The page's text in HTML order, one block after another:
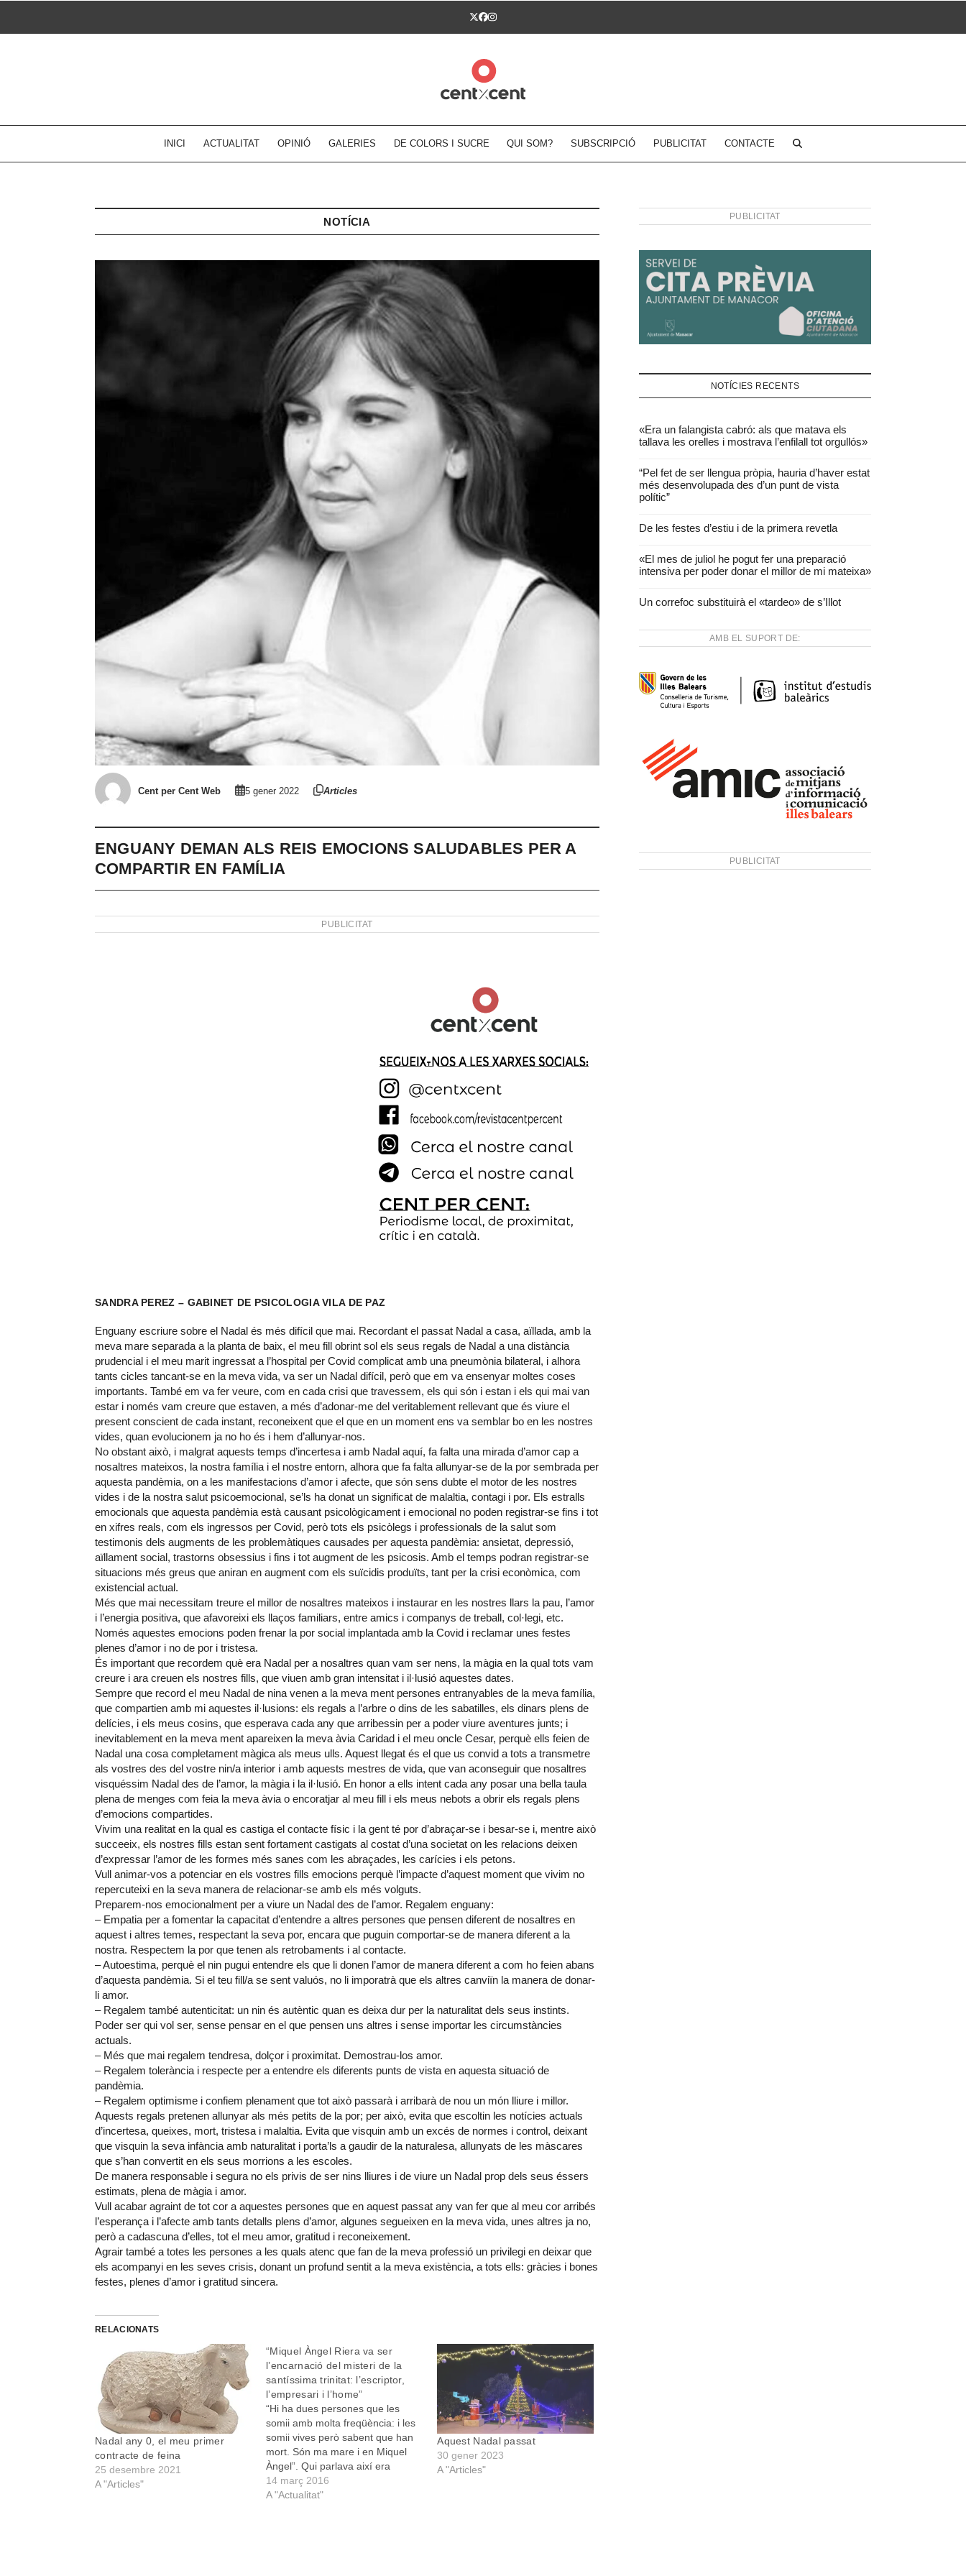
Twitter
Facebook
Instagram
INICI ACTUALITAT OPINIÓ GALERIES DE COLORS I SUCRE QUI SOM? SUBSCRIPCIÓ PUBLICITAT CONTACTE
NOTÍCIA
Cent per Cent Web 5 gener 2022 Articles
ENGUANY DEMAN ALS REIS EMOCIONS SALUDABLES PER A
COMPARTIR EN FAMÍLIA
PUBLICITAT
SANDRA PEREZ – GABINET DE PSICOLOGIA VILA DE PAZ
Enguany escriure sobre el Nadal és més difícil que mai. Recordant el passat Nadal a casa, aïllada, amb la
meva mare separada a la planta de baix, el meu fill obrint sol els seus regals de Nadal a una distància
prudencial i el meu marit ingressat a l’hospital per Covid complicat amb una pneumònia bilateral, i alhora
tants cicles tancant-se en la meva vida, va ser un Nadal difícil, però que em va ensenyar moltes coses
importants. També em va fer veure, com en cada crisi que travessem, els qui són i estan i els qui mai van
estar i només vam creure que estaven, a més d’adonar-me del veritablement rellevant que és viure el
present conscient de cada instant, reconeixent que el que en un moment ens va semblar bo en les nostres
vides, quan evolucionem ja no ho és i hem d’allunyar-nos.
No obstant això, i malgrat aquests temps d’incertesa i amb Nadal aquí, fa falta una mirada d’amor cap a
nosaltres mateixos, la nostra família i el nostre entorn, alhora que fa falta allunyar-se de la por sembrada per
aquesta pandèmia, on a les manifestacions d’amor i afecte, que són sens dubte el motor de les nostres
vides i de la nostra salut psicoemocional, se’ls ha donat un significat de malaltia, contagi i por. Els estralls
emocionals que aquesta pandèmia està causant psicològicament i emocional no poden registrar-se fins i tot
en xifres reals, com els ingressos per Covid, però tots els psicòlegs i professionals de la salut som
testimonis dels augments de les problemàtiques causades per aquesta pandèmia: ansietat, depressió,
aïllament social, trastorns obsessius i fins i tot augment de les psicosis. Amb el temps podran registrar-se
situacions més greus que aniran en augment com els suïcidis produïts, tant per la crisi econòmica, com
existencial actual.
Més que mai necessitam treure el millor de nosaltres mateixos i instaurar en les nostres llars la pau, l’amor
i l’energia positiva, que afavoreixi els llaços familiars, entre amics i companys de treball, col·legi, etc.
Només aquestes emocions poden frenar la por social implantada amb la Covid i reclamar unes festes
plenes d’amor i no de por i tristesa.
És important que recordem què era Nadal per a nosaltres quan vam ser nens, la màgia en la qual tots vam
creure i ara creuen els nostres fills, que viuen amb gran intensitat i il·lusió aquestes dates.
Sempre que record el meu Nadal de nina venen a la meva ment persones entranyables de la meva família,
que compartien amb mi aquestes il·lusions: els regals a l’arbre o dins de les sabatilles, els dinars plens de
delícies, i els meus cosins, que esperava cada any que arribessin per a poder viure aventures junts; i
inevitablement en la meva ment apareixen la meva àvia Caridad i el meu oncle Cesar, perquè ells feien de
Nadal una cosa completament màgica als meus ulls. Aquest llegat és el que us convid a tots a transmetre
als vostres des del vostre nin/a interior i amb aquests mestres de vida, que van aconseguir que nosaltres
visquéssim Nadal des de l’amor, la màgia i la il·lusió. En honor a ells intent cada any posar una bella taula
plena de menges com feia la meva àvia o encoratjar al meu fill i els meus nebots a obrir els regals plens
d’emocions compartides.
Vivim una realitat en la qual es castiga el contacte físic i la gent té por d’abraçar-se i besar-se i, mentre això
succeeix, els nostres fills estan sent fortament castigats al costat d’una societat on les relacions deixen
d’expressar l’amor de les formes més sanes com les abraçades, les carícies i els petons.
Vull animar-vos a potenciar en els vostres fills emocions perquè l’impacte d’aquest moment que vivim no
repercuteixi en la seva manera de relacionar-se amb els més volguts.
Preparem-nos emocionalment per a viure un Nadal des de l’amor. Regalem enguany:
– Empatia per a fomentar la capacitat d’entendre a altres persones que pensen diferent de nosaltres en
aquest i altres temes, respectant la seva por, encara que puguin comportar-se de manera diferent a la
nostra. Respectem la por que tenen als retrobaments i al contacte.
– Autoestima, perquè el nin pugui entendre els que li donen l’amor de manera diferent a com ho feien abans
d’aquesta pandèmia. Si el teu fill/a se sent valuós, no li imporatrà que els altres canviïn la manera de donar-
li amor.
– Regalem també autenticitat: un nin és autèntic quan es deixa dur per la naturalitat dels seus instints.
Poder ser qui vol ser, sense pensar en el que pensen uns altres i sense importar les circumstàncies
actuals.
– Més que mai regalem tendresa, dolçor i proximitat. Demostrau-los amor.
– Regalem tolerància i respecte per a entendre els diferents punts de vista en aquesta situació de
pandèmia.
– Regalem optimisme i confiem plenament que tot això passarà i arribarà de nou un món lliure i millor.
Aquests regals pretenen allunyar als més petits de la por; per això, evita que escoltin les notícies actuals
d’incertesa, queixes, mort, tristesa i malaltia. Evita que visquin amb un excés de normes i control, deixant
que visquin la seva infància amb naturalitat i porta’ls a gaudir de la naturalesa, allunyats de les màscares
que s’han convertit en els seus morrions a les escoles.
De manera responsable i segura no els privis de ser nins lliures i de viure un Nadal prop dels seus éssers
estimats, plena de màgia i amor.
Vull acabar agraint de tot cor a aquestes persones que en aquest passat any van fer que al meu cor arribés
l’esperança i l’afecte amb tants detalls plens d’amor, algunes segueixen en la meva vida, unes altres ja no,
però a cadascuna d’elles, tot el meu amor, gratitud i reconeixement.
Agrair també a totes les persones a les quals atenc que fan de la meva professió un privilegi en deixar que
els acompanyi en les seves crisis, donant un profund sentit a la meva existència, a tots ells: gràcies i bones
festes, plenes d’amor i gratitud sincera.
RELACIONATS
Nadal any 0, el meu primer
contracte de feina
25 desembre 2021
A "Articles"
“Miquel Àngel Riera va ser
l’encarnació del misteri de la
santíssima trinitat: l’escriptor,
l’empresari i l’home”
“Hi ha dues persones que les
somii amb molta freqüència: i les
somii vives però sabent que han
mort. Són ma mare i en Miquel
Àngel”. Qui parlava així era
divendres passat Jaume
Santandreu a la taula rodona que
14 març 2016
A "Actualitat"
Aquest Nadal passat
30 gener 2023
A "Articles"
PUBLICITAT
NOTÍCIES RECENTS
«Era un falangista cabró: als que matava els
tallava les orelles i mostrava l’enfilall tot orgullós»
“Pel fet de ser llengua pròpia, hauria d’haver estat
més desenvolupada des d’un punt de vista
polític”
De les festes d’estiu i de la primera revetla
«El mes de juliol he pogut fer una preparació
intensiva per poder donar el millor de mi mateixa»
Un correfoc substituirà el «tardeo» de s’Illot
AMB EL SUPORT DE:
PUBLICITAT